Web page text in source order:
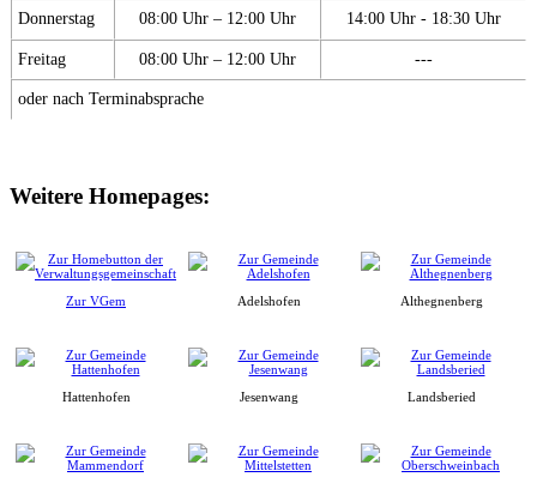
Donnerstag 08:00 Uhr – 12:00 Uhr 14:00 Uhr - 18:30 Uhr
Freitag 08:00 Uhr – 12:00 Uhr ---
oder nach Terminabsprache
Weitere Homepages:
Zur VGem Adelshofen Althegnenberg
Hattenhofen Jesenwang Landsberied